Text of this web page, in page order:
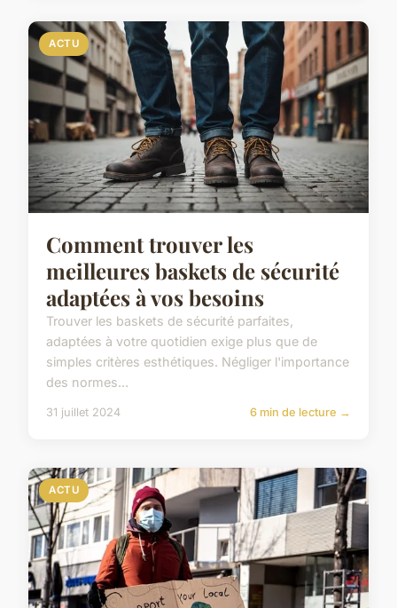
ACTU
Comment trouver les
meilleures baskets de sécurité
adaptées à vos besoins
Trouver les baskets de sécurité parfaites,
adaptées à votre quotidien exige plus que de
simples critères esthétiques. Négliger l'importance
des normes...
31 juillet 2024 6 min de lecture →
ACTU